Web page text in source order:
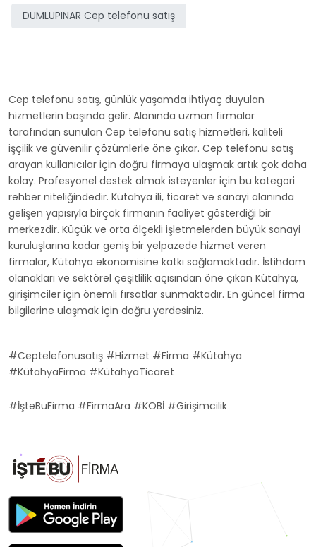
DUMLUPINAR Cep telefonu satış
Cep telefonu satış, günlük yaşamda ihtiyaç duyulan
hizmetlerin başında gelir. Alanında uzman firmalar
tarafından sunulan Cep telefonu satış hizmetleri, kaliteli
işçilik ve güvenilir çözümlerle öne çıkar. Cep telefonu satış
arayan kullanıcılar için doğru firmaya ulaşmak artık çok daha
kolay. Profesyonel destek almak isteyenler için bu kategori
rehber niteliğindedir. Kütahya ili, ticaret ve sanayi alanında
gelişen yapısıyla birçok firmanın faaliyet gösterdiği bir
merkezdir. Küçük ve orta ölçekli işletmelerden büyük sanayi
kuruluşlarına kadar geniş bir yelpazede hizmet veren
firmalar, Kütahya ekonomisine katkı sağlamaktadır. İstihdam
olanakları ve sektörel çeşitlilik açısından öne çıkan Kütahya,
girişimciler için önemli fırsatlar sunmaktadır. En güncel firma
bilgilerine ulaşmak için doğru yerdesiniz.
#Ceptelefonusatış #Hizmet #Firma #Kütahya
#KütahyaFirma #KütahyaTicaret
#İşteBuFirma #FirmaAra #KOBİ #Girişimcilik